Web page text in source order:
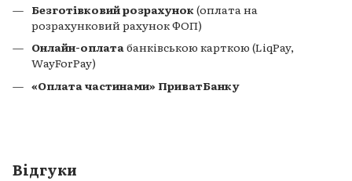
Безготівковий розрахунок (оплата на
розрахунковий рахунок ФОП)
Онлайн-оплатабанківською карткою (LiqPay,
WayForPay)
«Оплата частинами» ПриватБанку
Відгуки